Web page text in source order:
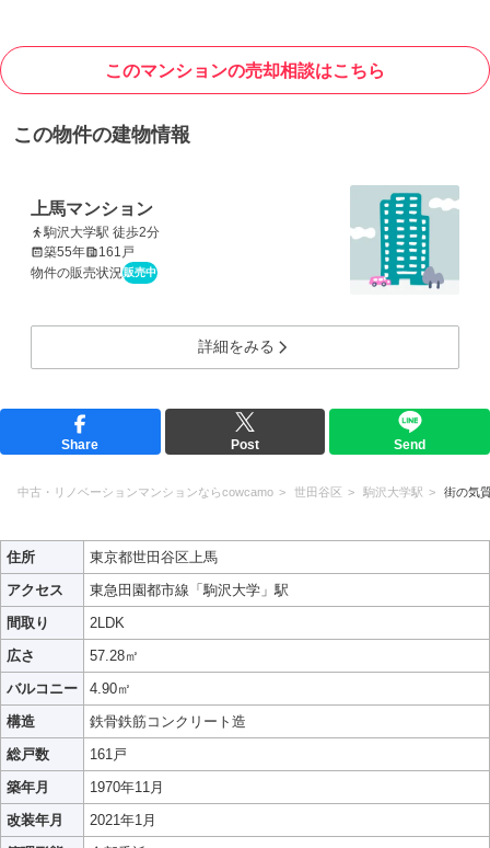
このマンションの売却相談はこちら
この物件の建物情報
上馬マンション
駒沢大学駅 徒歩2分
築55年
161戸
物件の販売状況販売中
詳細をみる
Share Post Send
中古・リノベーションマンションならcowcamo 世田谷区 駒沢大学駅 街の気
住所
東京都世田谷区上馬
アクセス
東急田園都市線「駒沢大学」駅
間取り
2LDK
広さ
57.28㎡
バルコニー
4.90㎡
構造
鉄骨鉄筋コンクリート造
総戸数
161戸
築年月
1970年11月
改装年月
2021年1月